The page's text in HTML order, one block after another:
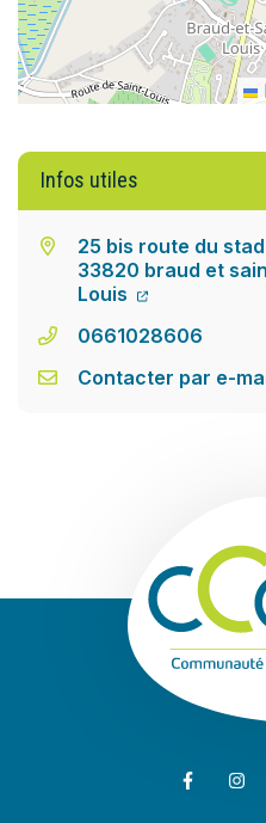
Infos utiles
25 bis route du
33820 braud et
Louis
0661028606
Contacter par e-
Lien vers